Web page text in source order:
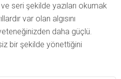
seri şekilde yazıları okumak
var olan algısını
daha güçlü.
bir şekilde yönettiğini